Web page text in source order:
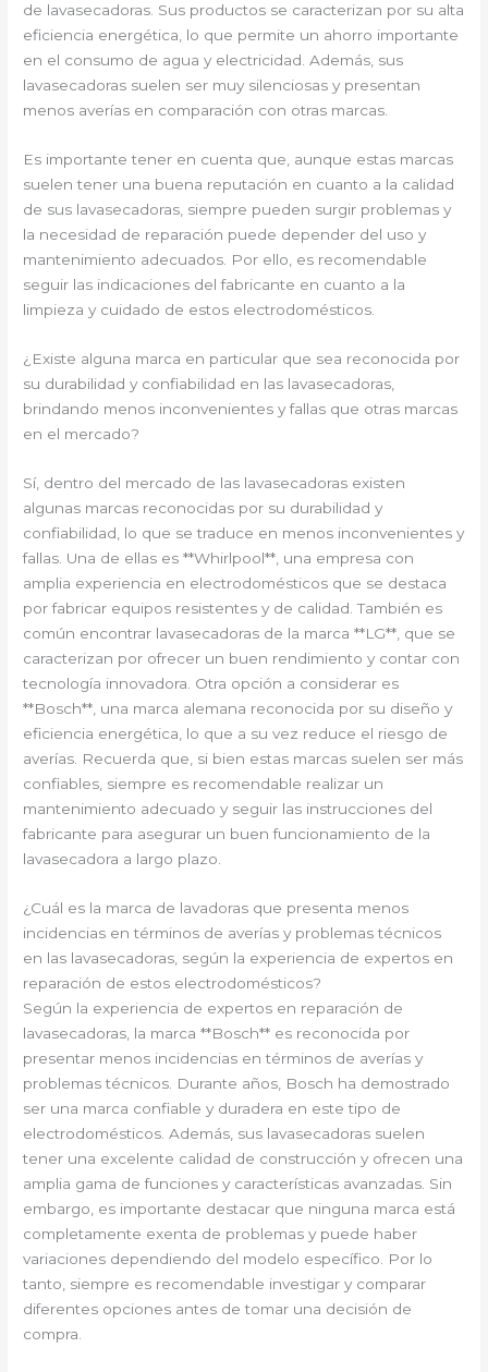
de lavasecadoras. Sus productos se caracterizan por su alta
eficiencia energética, lo que permite un ahorro importante
en el consumo de agua y electricidad. Además, sus
lavasecadoras suelen ser muy silenciosas y presentan
menos averías en comparación con otras marcas.
Es importante tener en cuenta que, aunque estas marcas
suelen tener una buena reputación en cuanto a la calidad
de sus lavasecadoras, siempre pueden surgir problemas y
la necesidad de reparación puede depender del uso y
mantenimiento adecuados. Por ello, es recomendable
seguir las indicaciones del fabricante en cuanto a la
limpieza y cuidado de estos electrodomésticos.
¿Existe alguna marca en particular que sea reconocida por
su durabilidad y confiabilidad en las lavasecadoras,
brindando menos inconvenientes y fallas que otras marcas
en el mercado?
Sí, dentro del mercado de las lavasecadoras existen
algunas marcas reconocidas por su durabilidad y
confiabilidad, lo que se traduce en menos inconvenientes y
fallas. Una de ellas es **Whirlpool**, una empresa con
amplia experiencia en electrodomésticos que se destaca
por fabricar equipos resistentes y de calidad. También es
común encontrar lavasecadoras de la marca **LG**, que se
caracterizan por ofrecer un buen rendimiento y contar con
tecnología innovadora. Otra opción a considerar es
**Bosch**, una marca alemana reconocida por su diseño y
eficiencia energética, lo que a su vez reduce el riesgo de
averías. Recuerda que, si bien estas marcas suelen ser más
confiables, siempre es recomendable realizar un
mantenimiento adecuado y seguir las instrucciones del
fabricante para asegurar un buen funcionamiento de la
lavasecadora a largo plazo.
¿Cuál es la marca de lavadoras que presenta menos
incidencias en términos de averías y problemas técnicos
en las lavasecadoras, según la experiencia de expertos en
reparación de estos electrodomésticos?
Según la experiencia de expertos en reparación de
lavasecadoras, la marca **Bosch** es reconocida por
presentar menos incidencias en términos de averías y
problemas técnicos. Durante años, Bosch ha demostrado
ser una marca confiable y duradera en este tipo de
electrodomésticos. Además, sus lavasecadoras suelen
tener una excelente calidad de construcción y ofrecen una
amplia gama de funciones y características avanzadas. Sin
embargo, es importante destacar que ninguna marca está
completamente exenta de problemas y puede haber
variaciones dependiendo del modelo específico. Por lo
tanto, siempre es recomendable investigar y comparar
diferentes opciones antes de tomar una decisión de
compra.